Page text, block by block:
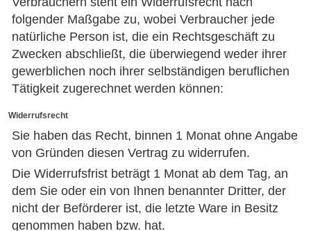
folgender Maßgabe zu, wobei Verbraucher jede
natürliche Person ist, die ein Rechtsgeschäft zu
Zwecken abschließt, die überwiegend weder ihrer
gewerblichen noch ihrer selbständigen beruflichen
Tätigkeit zugerechnet werden können:
Widerrufsrecht
Sie haben das Recht, binnen 1 Monat ohne Angabe
von Gründen diesen Vertrag zu widerrufen.
Die Widerrufsfrist beträgt 1 Monat ab dem Tag, an
dem Sie oder ein von Ihnen benannter Dritter, der
nicht der Beförderer ist, die letzte Ware in Besitz
genommen haben bzw. hat.